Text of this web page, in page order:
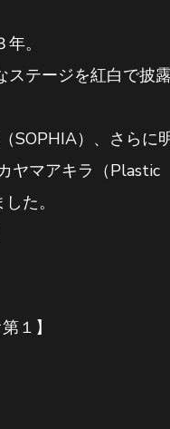
。
テージを紅白で披
SOPHIA）、さらに
ヤマアキラ（Plastic
た。
１】